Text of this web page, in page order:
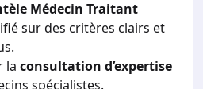
Médecin Traitant
sur des critères clairs et
la consultation d’expertise
spécialistes.